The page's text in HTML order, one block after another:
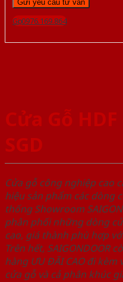
Gọi 0976.169.864
Cửa Gỗ HDF
SGD
Cửa gỗ công nghiệp cao
hiệu sản phẩm các dòng
thống Showroom
phân phối những dòng
cao, giá thành phù hợp
Trên hết, SAIGONDOOR
hàng ƯU ĐÃI CAO đi kèm
cửa gỗ và cả phân khúc